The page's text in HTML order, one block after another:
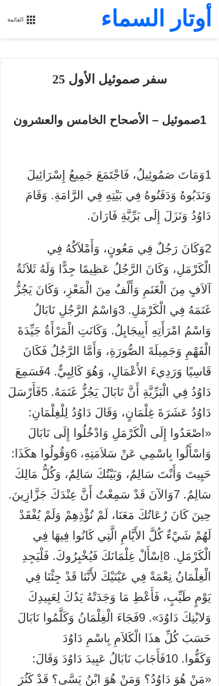
القائمة أوتار السماء
سفر صموئيل الأول 25
1صموئيل – الأصحاح الخامس والعشرون
1وَمَاتَ صَمُوئِيلُ، فَاجْتَمَعَ جَمِيعُ إِسْرَائِيلَ
وَنَدَبُوهُ وَدَفَنُوهُ فِي بَيْتِهِ فِي الرَّامَةِ. وَقَامَ
دَاوُدُ وَنَزَلَ إِلَى بَرِّيَّةِ فَارَانَ.
2وَكَانَ رَجُلٌ فِي مَعُونٍ، وَأَمْلاَكُهُ فِي
الْكَرْمَلِ، وَكَانَ الرَّجُلُ عَظِيمًا جِدًّا وَلَهُ ثَلاَثَةُ
آلاَفٍ مِنَ الْغَنَمِ وَأَلْفٌ مِنَ الْمَعْزِ، وَكَانَ يَجُزُّ
غَنَمَهُ فِي الْكَرْمَلِ. 3وَاسْمُ الرَّجُلِ نَابَالُ
وَاسْمُ امْرَأَتِهِ أَبِيجَايِلُ. وَكَانَتِ الْمَرْأَةُ جَيِّدَةَ
الْفَهْمِ وَجَمِيلَةَ الصُّورَةِ، وَأَمَّا الرَّجُلُ فَكَانَ
قَاسِيًا وَرَدِيءَ الأَعْمَالِ، وَهُوَ كَالِبِيٌّ. 4فَسَمِعَ
دَاوُدُ فِي الْبَرِّيَّةِ أَنَّ نَابَالَ يَجُزُّ غَنَمَهُ. 5فَأَرْسَلَ
دَاوُدُ عَشَرَةَ غِلْمَانٍ، وَقَالَ دَاوُدُ لِلْغِلْمَانِ:
«اصْعَدُوا إِلَى الْكَرْمَلِ وَادْخُلُوا إِلَى نَابَالَ
وَاسْأَلُوا بِاسْمِي عَنْ سَلاَمَتِهِ، 6وَقُولُوا هكَذَا:
حَيِيتَ وَأَنْتَ سَالِمٌ، وَبَيْتُكَ سَالِمٌ، وَكُلُّ مَالِكَ
سَالِمٌ. 7وَالآنَ قَدْ سَمِعْتُ أَنَّ عِنْدَكَ جَزَّازِينَ.
حِينَ كَانَ رُعَاتُكَ مَعَنَا، لَمْ نُؤْذِهِمْ وَلَمْ يُفْقَدْ
لَهُمْ شَيْءٌ كُلَّ الأَيَّامِ الَّتِي كَانُوا فِيهَا فِي
الْكَرْمَلِ. 8اِسْأَلْ غِلْمَانَكَ فَيُخْبِرُوكَ. فَلْيَجِدِ
الْغِلْمَانُ نِعْمَةً فِي عَيْنَيْكَ لأَنَّنَا قَدْ جِئْنَا فِي
يَوْمٍ طَيِّبٍ، فَأَعْطِ مَا وَجَدَتْهُ يَدُكَ لِعَبِيدِكَ
وَلابْنِكَ دَاوُدَ». 9فَجَاءَ الْغِلْمَانُ وَكَلَّمُوا نَابَالَ
حَسَبَ كُلِّ هذَا الْكَلاَمِ بِاسْمِ دَاوُدَ
وَكَفُّوا. 10فَأَجَابَ نَابَالُ عَبِيدَ دَاوُدَ وَقَالَ:
«مَنْ هُوَ دَاوُدُ؟ وَمَنْ هُوَ ابْنُ يَسَّى؟ قَدْ كَثُرَ